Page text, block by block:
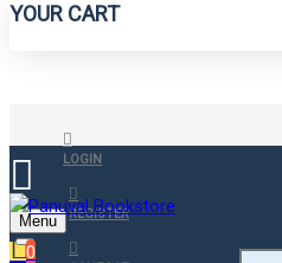
YOUR CART
LOGIN
REGISTER
Menu
0